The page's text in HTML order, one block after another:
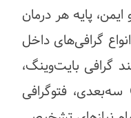
پایه هر درمان
گرافی‌های داخل
گرافی بایت‌وینگ،
پانورامیک، سفالومتری، CBCT سه‌بعدی، فتوگرافی